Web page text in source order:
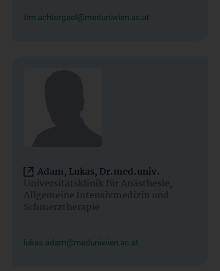
tim.achtergael@meduniwien.ac.at
Adam, Lukas, Dr.med.univ.
Universitätsklinik für Anästhesie,
Allgemeine Intensivmedizin und
Schmerztherapie
lukas.adam@meduniwien.ac.at